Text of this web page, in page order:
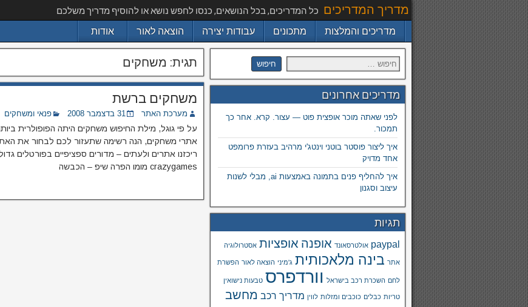
מדריך המדריכים כל המדריכים, בכל הנושאים, כנסו לחפש נושא או להוסיף מדריך משלכם
מדריכים והמלצות מתכונים עבודות יצירה הוצאה לאור אודות
תגית: משחקים
משחקים ברשת
מערכת האתר 31 בדצמבר 2008 פנאי ומשחקים
אתרי משחקים, הנה רשימה שתעזור לכם לבחור את
ריכזנו אתרים ולעתים – מדורים ספציפיים בפורטלים
crazygames מומו הפרה שיפ – הכבשה
מדריכים אחרונים
לפני שאתה מוכר אופצית פוט — עצור. קרא. אחר כך
תמכור.
איך ליצור פוסטר בוטני וינטג'י מרהיב בעזרת פרומפט
אחד מדויק
איך להחליף פנים בתמונה באמצעות ai, מבלי לשנות
עיצוב וסגנון
תגיות
paypal אולטרסאונד אופנה אופציות אסטרולוגיה
אתר בינה מלאכותית ג'מיני הוצאה לאור הפשרת
לחם השכרת רכב בישראל וורדפרס טבעות נישואין
טריות כבלים כוכבים ומזלות לווין מדריך רכב מחשב